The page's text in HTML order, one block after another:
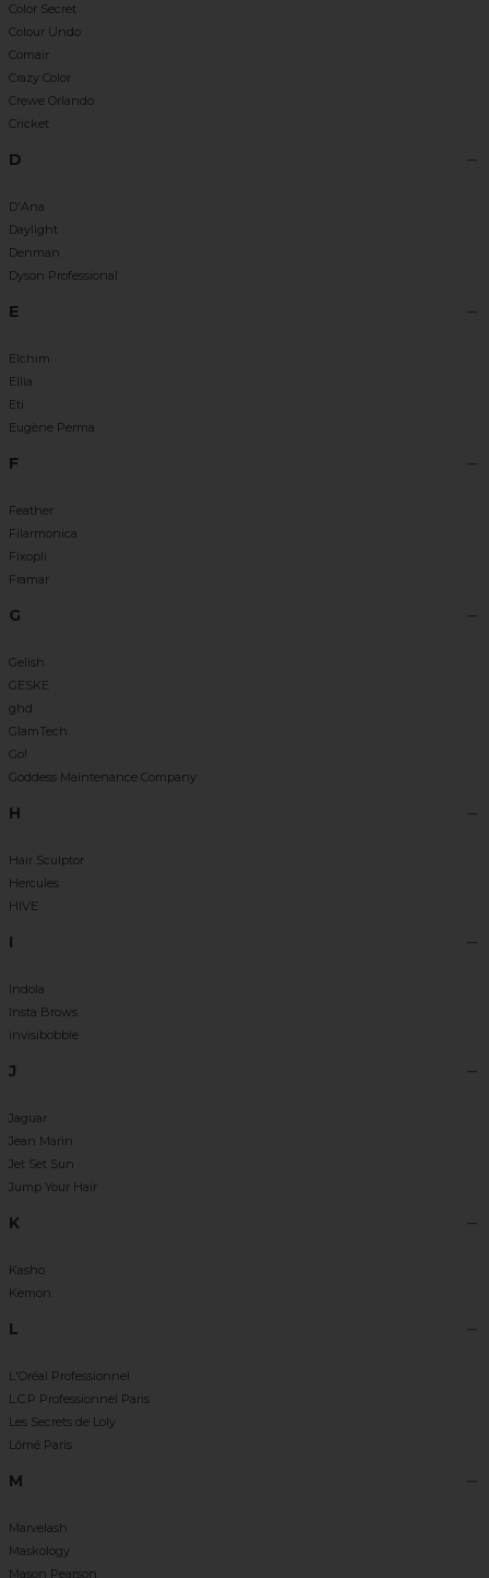
Color Secret
Colour Undo
Comair
Crazy Color
Crewe Orlando
Cricket
D
D'Ana
Daylight
Denman
Dyson Professional
E
Elchim
Ellia
Eti
Eugène Perma
F
Feather
Filarmonica
Fixopli
Framar
G
Gelish
GESKE
ghd
GlamTech
Go!
Goddess Maintenance Company
H
Hair Sculptor
Hercules
HIVE
I
Indola
Insta Brows
invisibobble
J
Jaguar
Jean Marin
Jet Set Sun
Jump Your Hair
K
Kasho
Kemon
L
L'Oréal Professionnel
L.C.P Professionnel Paris
Les Secrets de Loly
Lômé Paris
M
Marvelash
Maskology
Mason Pearson